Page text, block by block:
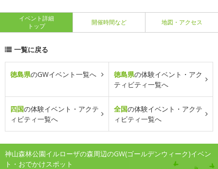
イベント詳細
トップ
開催時間など 地図・アクセス
一覧に戻る
徳島県のGWイベント一覧へ 徳島県の体験イベント・アク
ティビティ一覧へ
四国の体験イベント・アクテ
ィビティ一覧へ
全国の体験イベント・アクテ
ィビティ一覧へ
神山森林公園イルローザの森周辺のGW(ゴールデンウィーク)イベン
ト・おでかけスポット